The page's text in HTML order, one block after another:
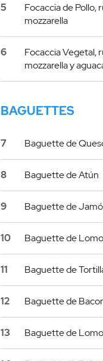
5
Focaccia de Pollo,
mozzarella
6
Focaccia Vegetal,
mozzarella y
BAGUETTES
7 Baguette de
8 Baguette de Atún
9 Baguette de
10 Baguette de
11 Baguette de
12 Baguette de
13 Baguette de